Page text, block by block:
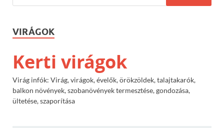
VIRÁGOK
Kerti virágok
Virág infók: Virág, virágok, évelők, örökzöldek, talajtakarók,
balkon növények, szobanövények termesztése, gondozása,
ültetése, szaporítása